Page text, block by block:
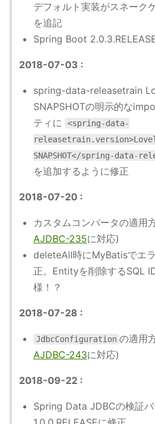
デフォルト実装がスネーク
を追記
Spring Boot
2018-07-03 :
spring-data-releasetrain
SNAPSHOTの明示的な
ティに
<spring-data-
SNAPSHOT</spring-data-
を追加するように修正
2018-07-20 :
カスタムコンバータの適用
AJDBC-235に対応)
deleteAll時にMyBatisでエ
正。Entityを削除するSQL
様！？
2018-07-28 :
JdbcConfiguration の適用
AJDBC-243に対応)
2018-09-22 :
Spring Data JDBCの検証バ